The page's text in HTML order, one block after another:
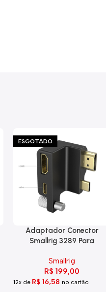
ESGOTADO
Adaptador Conector
Smallrig 3289 Para
Smallrig
R$ 199,00
12x de R$16,58 no cartão